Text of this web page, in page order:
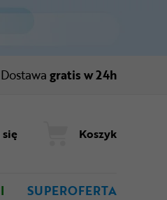
Dostawa gratis w 24h
Koszyk
SUPEROFERTA